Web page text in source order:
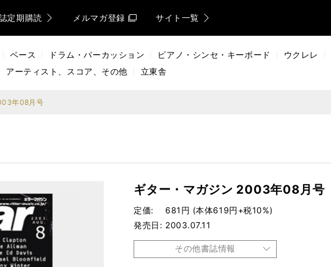
定期購読 メルマガ登録 サイト一覧
ベース ドラム・パーカッション ピアノ・シンセ・キーボード ウクレレ
アーティスト、スコア、その他
立東舎
年08月号
ギター・マガジン 2003年08月号
定価
681円 (本体619円+税10%)
発売日
2003.07.11
その他書誌情報